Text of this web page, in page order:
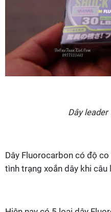
Dây leader
Dây Fluorocarbon có độ
tình trạng xoắn dây khi câu